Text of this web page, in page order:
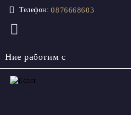
Телефон: 0876668603
Ние работим с